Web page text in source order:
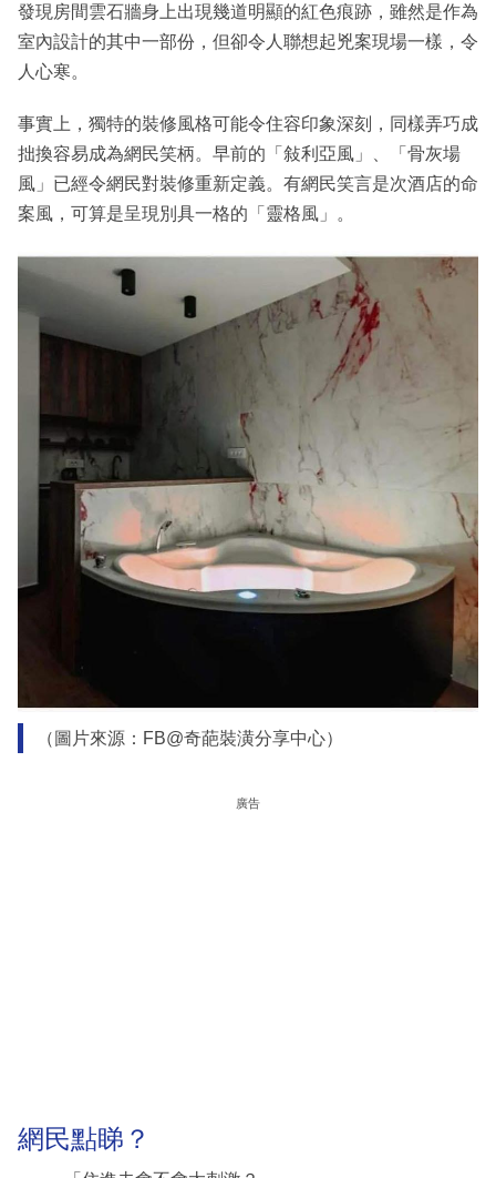
發現房間雲石牆身上出現幾道明顯的紅色痕跡，雖然是作為
室內設計的其中一部份，但卻令人聯想起兇案現場一樣，令
人心寒。
事實上，獨特的裝修風格可能令住容印象深刻，同樣弄巧成
拙換容易成為網民笑柄。早前的「敍利亞風」、「骨灰場
風」已經令網民對裝修重新定義。有網民笑言是次酒店的命
案風，可算是呈現別具一格的「靈格風」。
（圖片來源：FB@奇葩裝潢分享中心）
廣告
網民點睇？